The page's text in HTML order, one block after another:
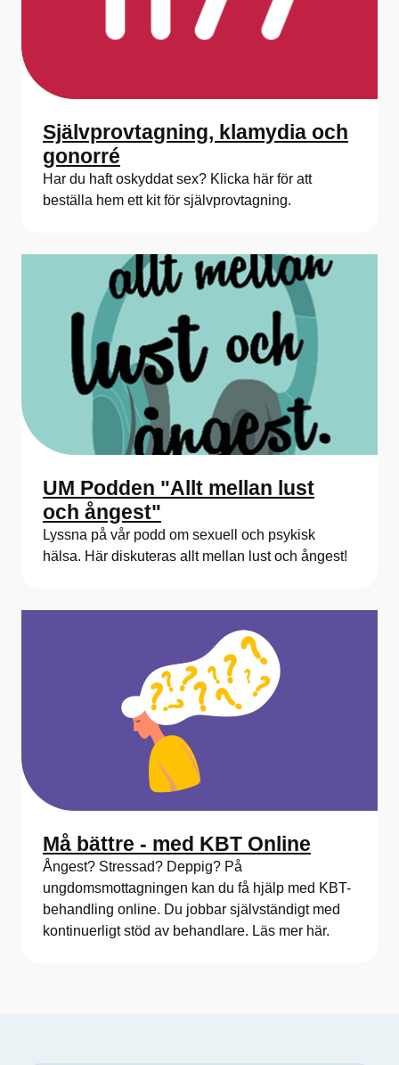
Självprovtagning, klamydia och
gonorré
Har du haft oskyddat sex? Klicka här för att
beställa hem ett kit för självprovtagning.
UM Podden "Allt mellan lust
och ångest"
Lyssna på vår podd om sexuell och psykisk
hälsa. Här diskuteras allt mellan lust och ångest!
Må bättre - med KBT Online
Ångest? Stressad? Deppig? På
ungdomsmottagningen kan du få hjälp med KBT-
behandling online. Du jobbar självständigt med
kontinuerligt stöd av behandlare. Läs mer här.